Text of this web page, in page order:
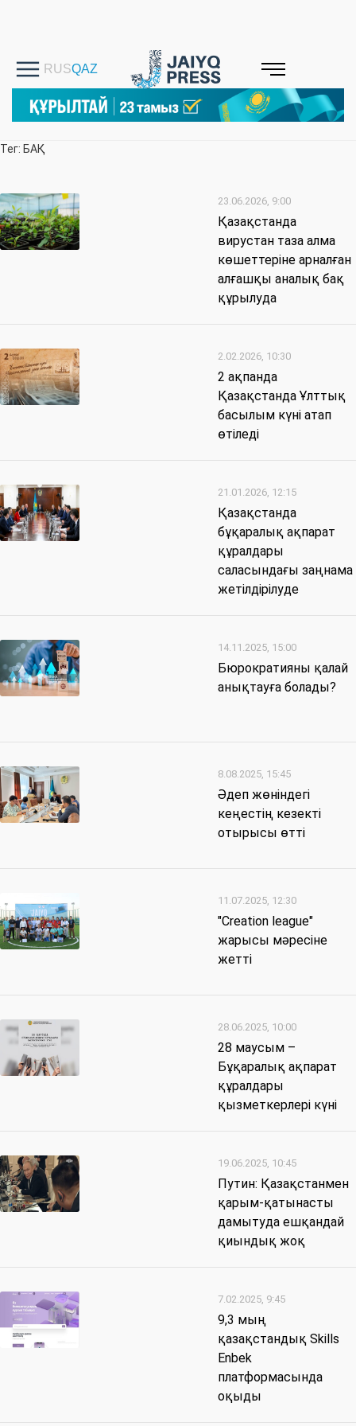
Тег: БАҚ
23.06.2026, 9:00
Қазақстанда
вирустан таза алма
көшеттеріне арналған
алғашқы аналық бақ
құрылуда
2.02.2026, 10:30
2 ақпанда
Қазақстанда Ұлттық
басылым күні атап
өтіледі
21.01.2026, 12:15
Қазақстанда
бұқаралық ақпарат
құралдары
саласындағы заңнама
жетілдірілуде
14.11.2025, 15:00
Бюрократияны қалай
анықтауға болады?
8.08.2025, 15:45
Әдеп жөніндегі
кеңестің кезекті
отырысы өтті
11.07.2025, 12:30
"Creation league"
жарысы мәресіне
жетті
28.06.2025, 10:00
28 маусым –
Бұқаралық ақпарат
құралдары
қызметкерлері күні
19.06.2025, 10:45
Путин: Қазақстанмен
қарым-қатынасты
дамытуда ешқандай
қиындық жоқ
7.02.2025, 9:45
9,3 мың
қазақстандық Skills
Enbek
платформасында
оқыды